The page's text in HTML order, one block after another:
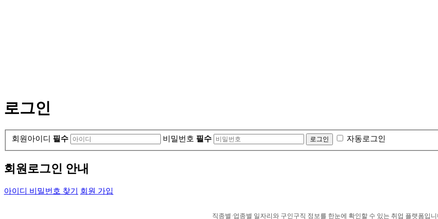
로그인
회원아이디 필수 비밀번호 필수 자동로그인
회원로그인 안내
아이디 비밀번호 찾기 회원 가입
직종별·업종별 일자리와 구인구직 정보를 한눈에 확인할 수 있는 취업 플랫폼입